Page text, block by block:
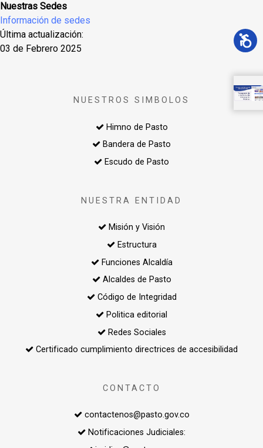
Nuestras Sedes
Información de sedes
Última actualización:
03 de Febrero 2025
NUESTROS SIMBOLOS
Himno de Pasto
Bandera de Pasto
Escudo de Pasto
NUESTRA ENTIDAD
Misión y Visión
Estructura
Funciones Alcaldía
Alcaldes de Pasto
Código de Integridad
Politica editorial
Redes Sociales
Certificado cumplimiento directrices de accesibilidad
CONTACTO
contactenos@pasto.gov.co
Notificaciones Judiciales: